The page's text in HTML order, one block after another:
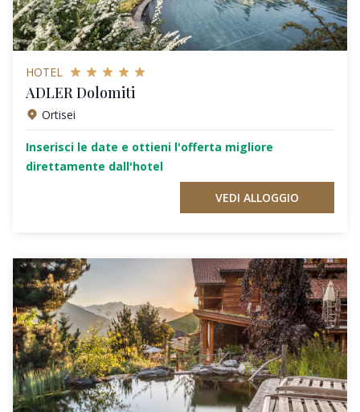
HOTEL
ADLER Dolomiti
Ortisei
Inserisci le date e ottieni l'offerta migliore
direttamente dall'hotel
VEDI ALLOGGIO